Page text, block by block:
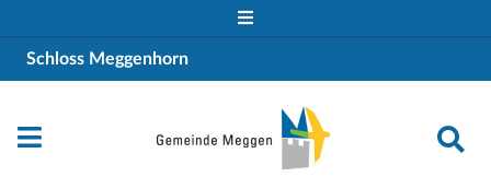
Schloss Meggenhorn